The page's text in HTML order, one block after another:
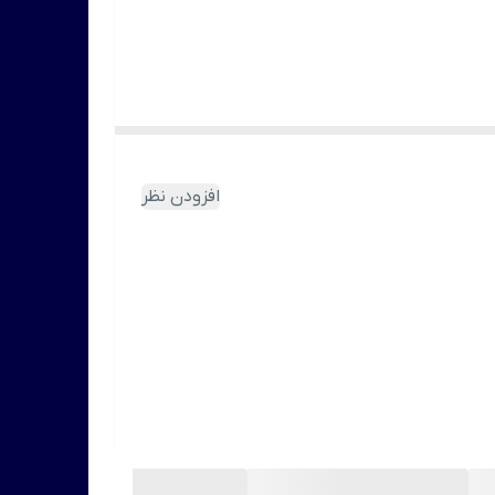
افزودن نظر